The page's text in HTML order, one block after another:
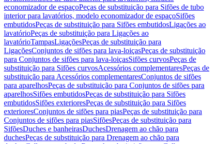
economizador de espaçoPeças de substituição para Sifões de tubo
interior para lavatórios, modelo economizador de espaçoSifões
embutidosPeças de substituição para Sifões embutidosLigações ao
lavatórioPeças de substituição para Ligações ao
lavatórioTampasLigaçõesPeças de substituição para
LigaçõesConjuntos de sifões para lava-loiçasPeças de substituição
para Conjuntos de sifões para lava-loiçasSifões curvosPeças de
substituição para Sifões curvosAcessórios complementaresPeças de
substituição para Acessórios complementaresConjuntos de sifões
para aparelhosPeças de substituição para Conjuntos de sifões para
aparelhosSifões embutidosPeças de substituição para Sifões
embutidosSifões exterioresPeças de substituição para Sifões
exterioresConjuntos de sifões para piasPeças de substituição para
Conjuntos de sifões para piasSifõesPeças de substituição para
SifõesDuches e banheirasDuchesDrenagem ao chão para
duchesPeças de substituição para Drenagem ao chão para